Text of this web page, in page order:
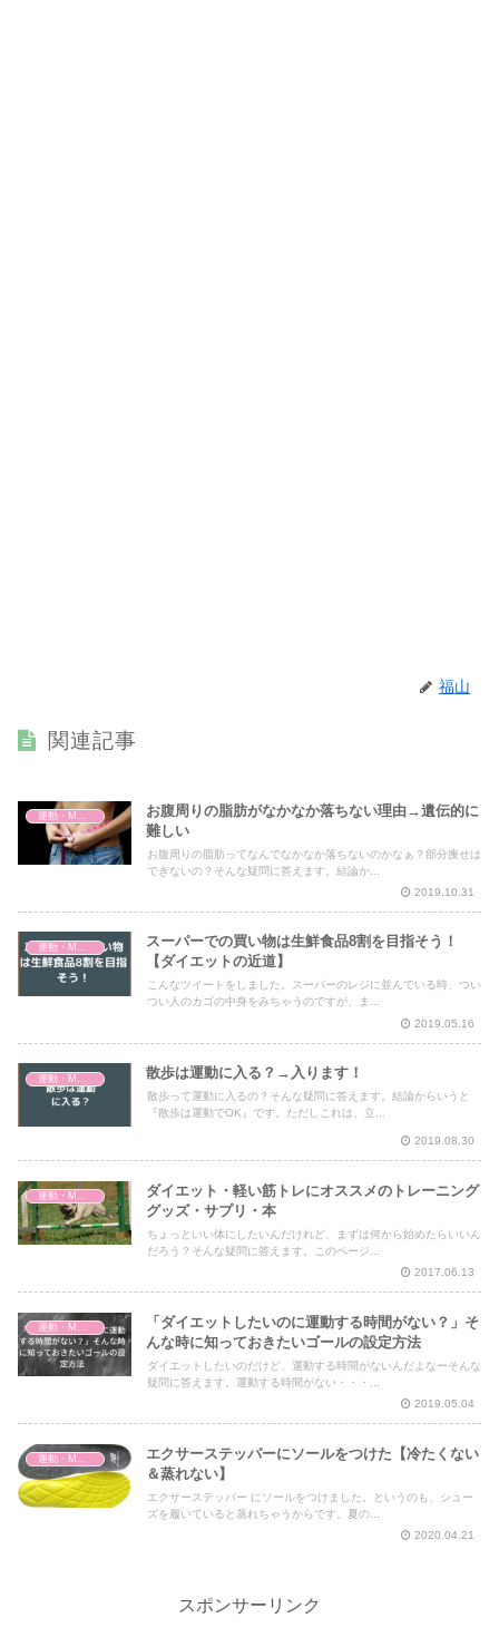
福山
関連記事
お腹周りの脂肪がなかなか落ちない理由→遺伝的に
難しい
お腹周りの脂肪ってなんでなかなか落ちないのかなぁ？部分痩せは
できないの？そんな疑問に答えます。結論か...
2019.10.31
スーパーでの買い物は生鮮食品8割を目指そう！
【ダイエットの近道】
こんなツイートをしました。スーパーのレジに並んでいる時、つい
つい人のカゴの中身をみちゃうのですが、ま...
2019.05.16
散歩は運動に入る？→入ります！
散歩って運動に入るの？そんな疑問に答えます。結論からいうと
『散歩は運動でOK』です。ただしこれは、立...
2019.08.30
運動・MMA・身体づくり
ダイエット・軽い筋トレにオススメのトレーニング
グッズ・サプリ・本
ちょっといい体にしたいんだけれど、まずは何から始めたらいいん
だろう？そんな疑問に答えます。このページ...
2017.06.13
運動・MMA・身体づくり
「ダイエットしたいのに運動する時間がない？」そ
んな時に知っておきたいゴールの設定方法
ダイエットしたいのだけど、運動する時間がないんだよなーそんな
疑問に答えます。運動する時間がない・・・...
2019.05.04
運動・MMA・身体づくり
エクサーステッパーにソールをつけた【冷たくない
＆蒸れない】
エクサーステッパー にソールをつけました。というのも、シュー
ズを履いていると蒸れちゃうからです。夏の...
2020.04.21
スポンサーリンク